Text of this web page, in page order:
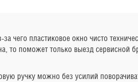
чего пластиковое окно чисто
то поможет только выезд сервисной
ручку можно без усилий